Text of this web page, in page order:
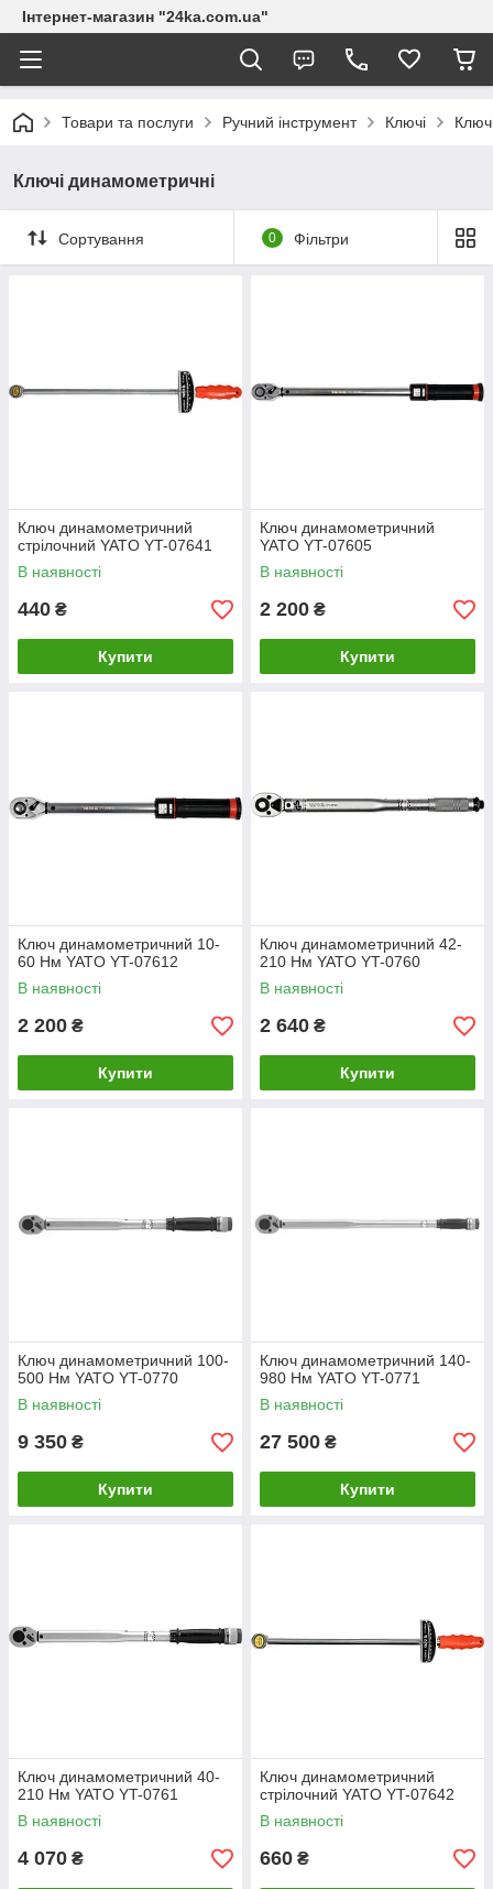
Інтернет-магазин "24ka.com.ua"
Товари та послуги Ручний інструмент Ключі
Ключі динамометричні
Сортування 0 Фільтри
Ключ динамометричний
стрілочний YATO YT-07641
В наявності
440 ₴
Купити
Ключ динамометричний
YATO YT-07605
В наявності
2 200 ₴
Купити
Ключ динамометричний 10-
60 Нм YATO YT-07612
В наявності
2 200 ₴
Купити
Ключ динамометричний 42-
210 Нм YATO YT-0760
В наявності
2 640 ₴
Купити
Ключ динамометричний 100-
500 Нм YATO YT-0770
В наявності
9 350 ₴
Купити
Ключ динамометричний 140-
980 Нм YATO YT-0771
В наявності
27 500 ₴
Купити
Ключ динамометричний 40-
210 Нм YATO YT-0761
В наявності
4 070 ₴
Ключ динамометричний
стрілочний YATO YT-07642
В наявності
660 ₴